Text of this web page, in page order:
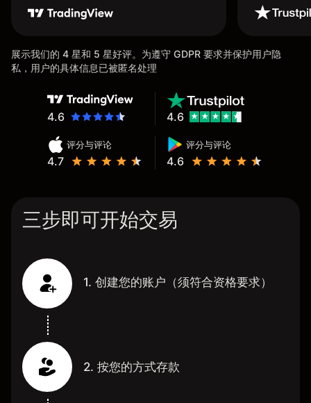
展示我们的 4 星和 5 星好评。为遵守 GDPR 要求并保护用户隐
私，用户的具体信息已被匿名处理
4.6
评分与评论
4.7
评分与评论
4.6
4.6
三步即可开始交易
1. 创建您的账户（须符合资格要求）
2. 按您的方式存款